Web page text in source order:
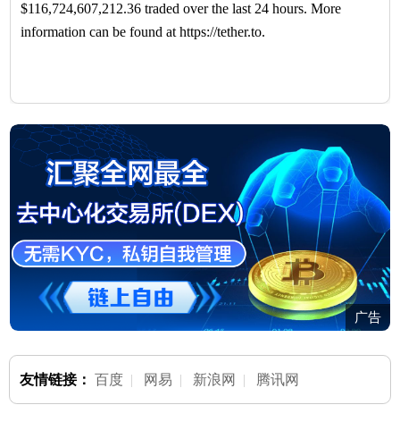
$116,724,607,212.36 traded over the last 24 hours. More
information can be found at https://tether.to.
广告
友情链接： 百度 | 网易 | 新浪网 | 腾讯网